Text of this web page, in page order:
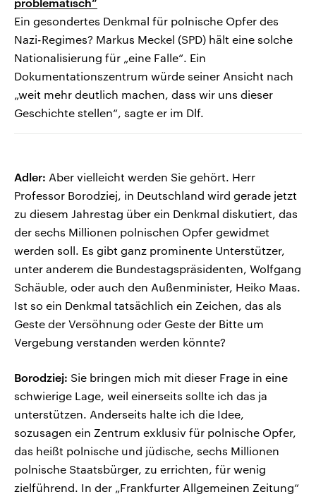
Ein gesondertes Denkmal für polnische Opfer des
Nazi-Regimes? Markus Meckel (SPD) hält eine solche
Nationalisierung für „eine Falle“. Ein
Dokumentationszentrum würde seiner Ansicht nach
„weit mehr deutlich machen, dass wir uns dieser
Geschichte stellen“, sagte er im Dlf.
Adler: Aber vielleicht werden Sie gehört. Herr
Professor Borodziej, in Deutschland wird gerade jetzt
zu diesem Jahrestag über ein Denkmal diskutiert, das
der sechs Millionen polnischen Opfer gewidmet
werden soll. Es gibt ganz prominente Unterstützer,
unter anderem die Bundestagspräsidenten, Wolfgang
Schäuble, oder auch den Außenminister, Heiko Maas.
Ist so ein Denkmal tatsächlich ein Zeichen, das als
Geste der Versöhnung oder Geste der Bitte um
Vergebung verstanden werden könnte?
Borodziej: Sie bringen mich mit dieser Frage in eine
schwierige Lage, weil einerseits sollte ich das ja
unterstützen. Anderseits halte ich die Idee,
sozusagen ein Zentrum exklusiv für polnische Opfer,
das heißt polnische und jüdische, sechs Millionen
polnische Staatsbürger, zu errichten, für wenig
zielführend. In der „Frankfurter Allgemeinen Zeitung“